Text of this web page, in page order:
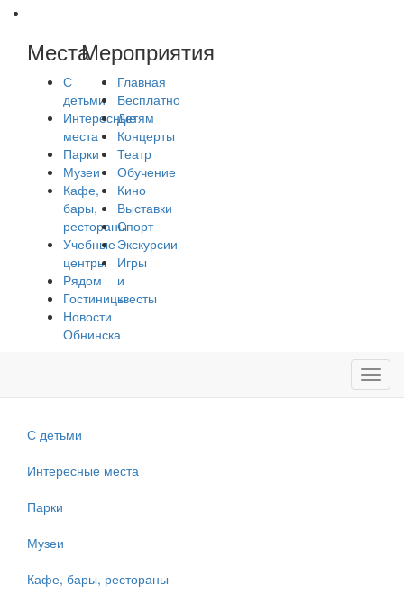
Места
С
детьми
Интересные
места
Парки
Музеи
Кафе,
бары,
рестораны
Учебные
центры
Рядом
Гостиницы
Новости
Обнинска
Мероприятия
Главная
Бесплатно
Детям
Концерты
Театр
Обучение
Кино
Выставки
Спорт
Экскурсии
Игры
и
квесты
С детьми
Интересные места
Парки
Музеи
Кафе, бары, рестораны